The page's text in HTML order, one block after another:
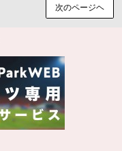
次のページヘ